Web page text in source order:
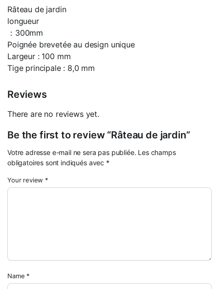
Râteau de jardin
longueur
：300mm
Poignée brevetée au design unique
Largeur : 100 mm
Tige principale : 8,0 mm
Reviews
There are no reviews yet.
Be the first to review “Râteau de jardin”
Votre adresse e-mail ne sera pas publiée. Les champs
obligatoires sont indiqués avec *
Your review *
Name *